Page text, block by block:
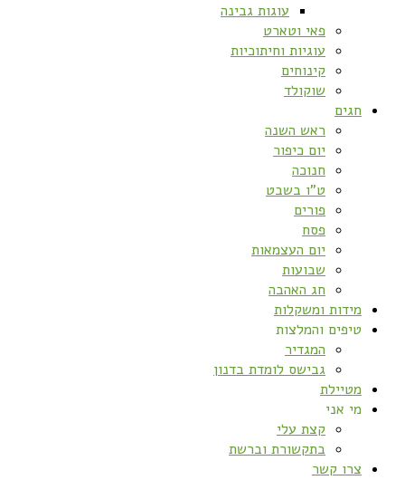
עוגות גבינה
פאי וטארט
עוגיות וחיתוכיות
קינוחים
שוקולד
חגים
ראש השנה
יום כיפור
חנוכה
ט”ו בשבט
פורים
פסח
יום העצמאות
שבועות
חג האהבה
מידות ומשקלות
טיפים והמלצות
המגדיר
גבישס לומדת בדנון
מטיילת
מי אני
קצת עלי
בתקשורת וברשת
צרו קשר